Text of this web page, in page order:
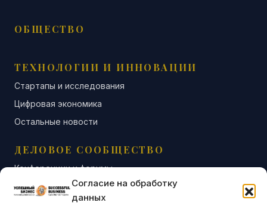
Согласие на обработку
данных
ОБЩЕСТВО
ТЕХНОЛОГИИ И ИННОВАЦИИ
Стартапы и исследования
Цифровая экономика
Остальные новости
ДЕЛОВОЕ СООБЩЕСТВО
Конференции и форумы
Бизнес-клубы и ассоциации
Остальные новости